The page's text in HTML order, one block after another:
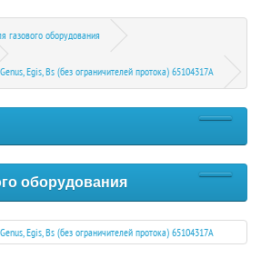
газового оборудования
Egis, Bs (без ограничителей протока) 65104317A
оборудования